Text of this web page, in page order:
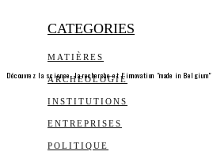
CATEGORIES
MATIÈRES
ARCHEOLOGIE
INSTITUTIONS
ENTREPRISES
POLITIQUE
Découvrez la science, la recherche et l’innovation "made in Belgium"